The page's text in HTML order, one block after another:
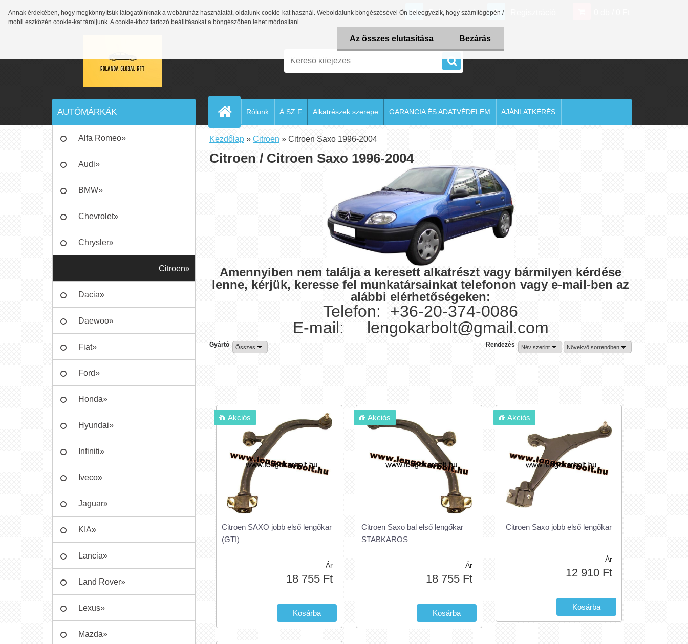
Annak érdekében, hogy megkönnyítsük látogatóinknak a webáruház használatát, oldalunk cookie-kat használ. Weboldalunk böngészésével Ön beleegyezik, hogy számítógépén /
mobil eszközén cookie-kat tároljunk. A cookie-khoz tartozó beállításokat a böngészőben lehet módosítani.
Az összes elutasítása Bezárás
Bejelentkezés
Rólunk Á.SZ.F Alkatrészek szerepe GARANCIA ÉS ADATVÉDELEM AJÁNLATKÉRÉS
AUTÓMÁRKÁK
Alfa Romeo»
Audi»
BMW»
Chevrolet»
Chrysler»
Citroen»
Dacia»
Daewoo»
Fiat»
Ford»
Honda»
Hyundai»
Infiniti»
Iveco»
Jaguar»
KIA»
Lancia»
Land Rover»
Lexus»
Mazda»
Kezdőlap » Citroen » Citroen Saxo 1996-2004
Citroen / Citroen Saxo 1996-2004
Amennyiben nem találja a keresett alkatrészt vagy bármilyen kérdése
lenne, kérjük, keresse fel munkatársainkat telefonon vagy e-mail-ben az
alábbi elérhetőségeken:
Telefon: +36-20-374-0086
E-mail: lengokarbolt@gmail.com
Rendezés Név szerint Növekvő sorrendben
Gyártó Összes
Citroen SAXO jobb első lengőkar
(GTI)
Ár
18 755 Ft
Akciós
Citroen Saxo bal első lengőkar
STABKAROS
Ár
18 755 Ft
Akciós
Citroen Saxo jobb első lengőkar
Ár
12 910 Ft
Akciós